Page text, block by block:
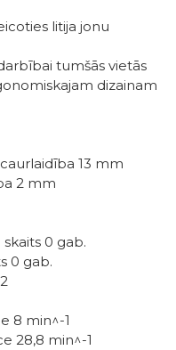
litija jonu
tumšās vietās
dizainam
13 mm
2 mm
0 gab.
0 gab.
8 min^-1
28,8 min^-1